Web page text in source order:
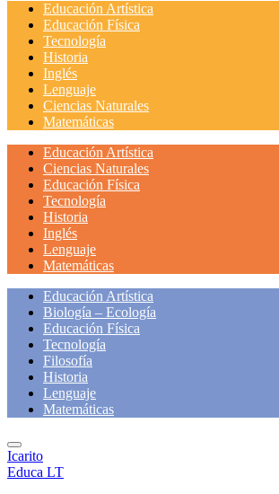
Educación Artística
Educación Física
Tecnología
Historia
Inglés
Lenguaje
Ciencias Naturales
Matemáticas
Educación Artística
Ciencias Naturales
Educación Física
Tecnología
Historia
Inglés
Lenguaje
Matemáticas
Educación Artística
Biología – Ecología
Educación Física
Tecnología
Filosofía
Historia
Lenguaje
Matemáticas
Icarito
Educa LT